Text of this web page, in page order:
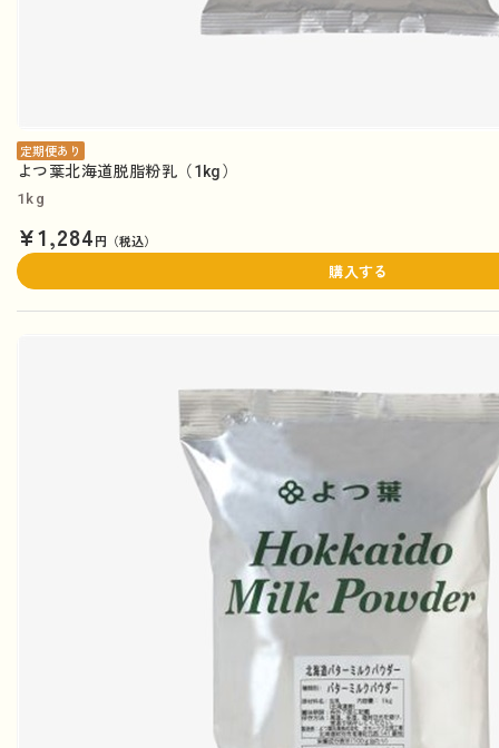
定期便あり
よつ葉北海道脱脂粉乳（1kg）
1kg
¥1,284円（税込）
購入する